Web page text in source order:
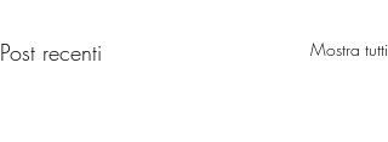
Post recenti Mostra tutti